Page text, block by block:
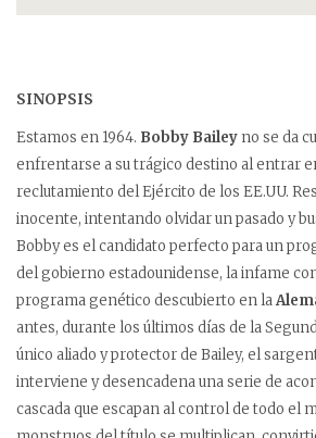
SINOPSIS
Estamos en 1964. Bobby Bailey no se da
enfrentarse a su trágico destino al entrar
reclutamiento del Ejército de los EE.UU.
inocente, intentando olvidar un pasado y
Bobby es el candidato perfecto para un
del gobierno estadounidense, la infame
programa genético descubierto en la
antes, durante los últimos días de la
único aliado y protector de Bailey, el
interviene y desencadena una serie de
cascada que escapan al control de todo el